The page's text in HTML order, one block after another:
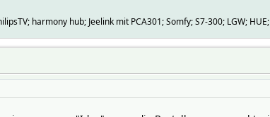
harmony hub; Jeelink mit PCA301; Somfy; S7-300; LGW;